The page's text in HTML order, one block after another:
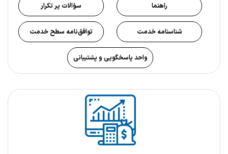
راهنما سؤالات پر تکرار
شناسنامه خدمت توافق‌نامه سطح خدمت
واحد پاسخگویی و پشتیبانی